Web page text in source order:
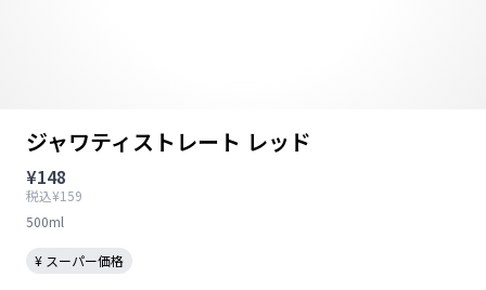
ジャワティストレート レッド
¥148
税込¥159
500ml
¥ スーパー価格